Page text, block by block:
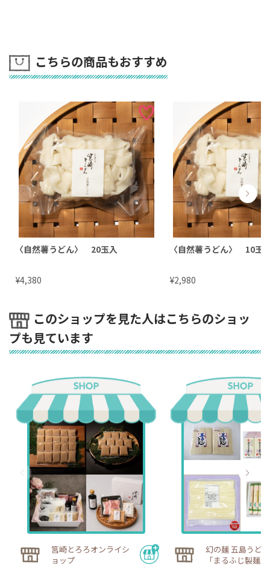
こちらの商品もおすすめ
〈自然薯うどん〉 20玉入
¥4,380
〈自然薯うどん〉 10玉
¥2,980
このショップを見た人はこちらのショッ
プも見ています
筥崎とろろオンライシ
ョップ
幻の麺 五島うど
「まるふじ製麺